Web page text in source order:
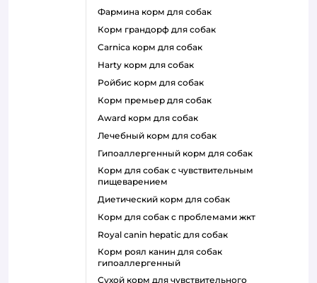
фармина корм для собак
корм грандорф для собак
carnica корм для собак
harty корм для собак
ройбис корм для собак
корм премьер для собак
award корм для собак
лечебный корм для собак
гипоаллергенный корм для собак
корм для собак с чувствительным
пищеварением
диетический корм для собак
корм для собак с проблемами жкт
royal canin hepatic для собак
корм роял канин для собак
гипоаллергенный
сухой корм для чувствительного